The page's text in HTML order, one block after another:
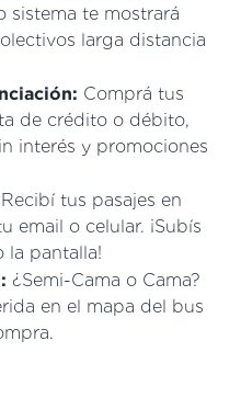
sistema te mostrará
larga distancia
Comprá tus
de crédito o débito,
interés y promociones
Recibí tus pasajes en
email o celular. ¡Subís
la pantalla!
¿Semi-Cama o Cama?
en el mapa del bus